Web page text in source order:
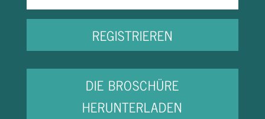
REGISTRIEREN
DIE BROSCHÜRE
HERUNTERLADEN